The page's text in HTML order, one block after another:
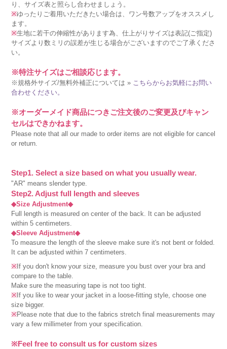
り、サイズ表と照らし合わせましょう。
※ゆったりご着用いただきたい場合は、ワン号数アップをオススメし
ます。
※生地に若干の伸縮性があります為、仕上がりサイズは表記(ご指定)
サイズより数ミリの誤差が生じる場合がございますのでご了承くださ
い。
※特注サイズはご相談応じます。
※規格外サイズ/無料外補正については » こちらからお気軽にお問い
合わせください。
※オーダーメイド商品につきご注文後のご変更及びキャン
セルはできかねます。
Please note that all our made to order items are not eligible for cancel
or return.
Step1. Select a size based on what you usually wear.
"AR" means slender type.
Step2. Adjust full length and sleeves
◆Size Adjustment◆
Full length is measured on center of the back. It can be adjusted
within 5 centimeters.
◆Sleeve Adjustment◆
To measure the length of the sleeve make sure it's not bent or folded.
It can be adjusted within 7 centimeters.
※ If you don't know your size, measure you bust over your bra and
compare to the table.
Make sure the measuring tape is not too tight.
※ If you like to wear your jacket in a loose-fitting style, choose one
size bigger.
※Please note that due to the fabrics stretch final measurements may
vary a few millimeter from your specification.
※Feel free to consult us for custom sizes